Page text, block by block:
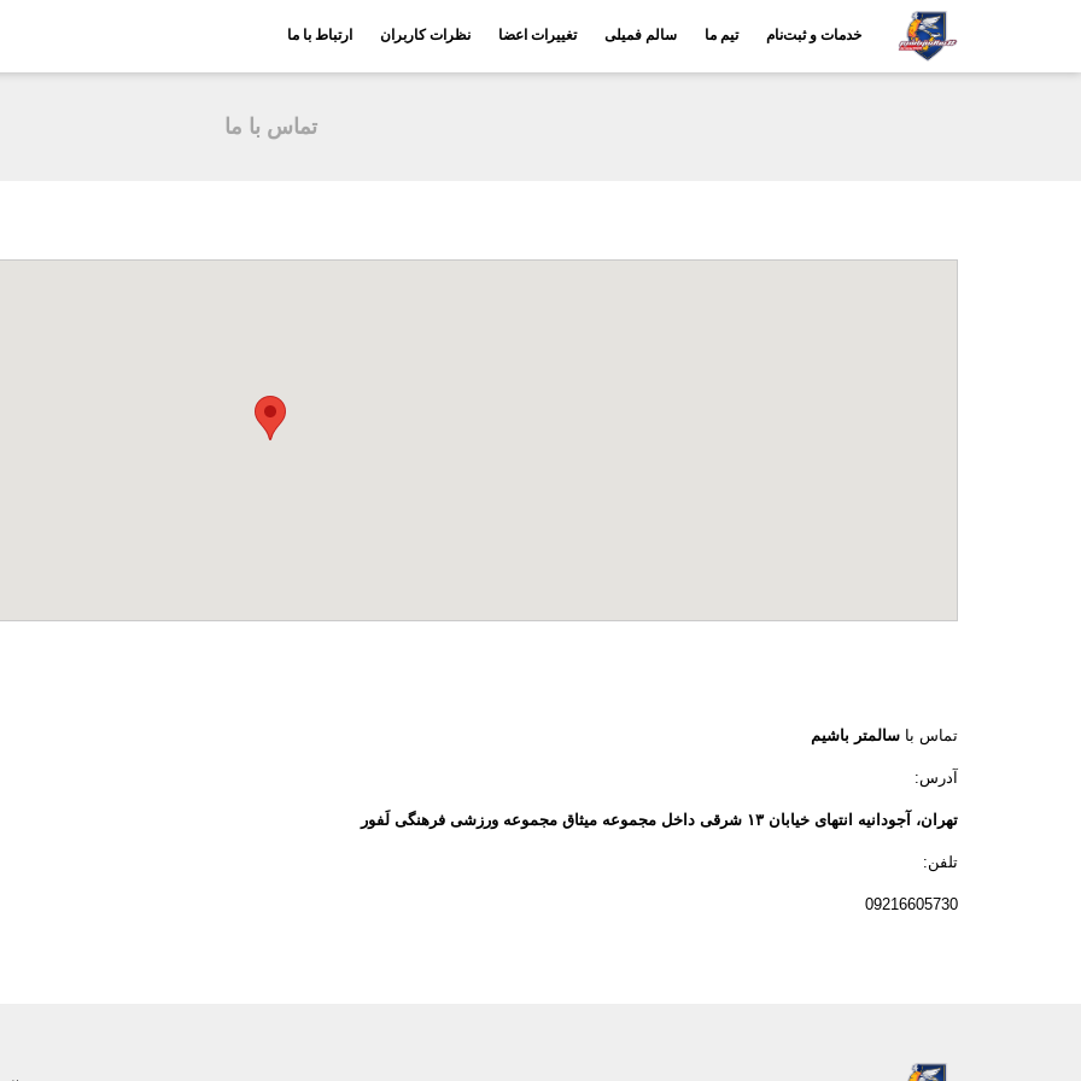
خدمات و ثبت‌نام تیم ما سالم فمیلی تغییرات اعضا نظرات کاربران ارتباط با ما
تماس با ما
تماس با سالمتر باشیم
آدرس:
تهران، آجودانيه انتهاى خيابان ١٣ شرقى داخل مجموعه ميثاق مجموعه ورزشى فرهنگى لَفور
تلفن:
09216605730